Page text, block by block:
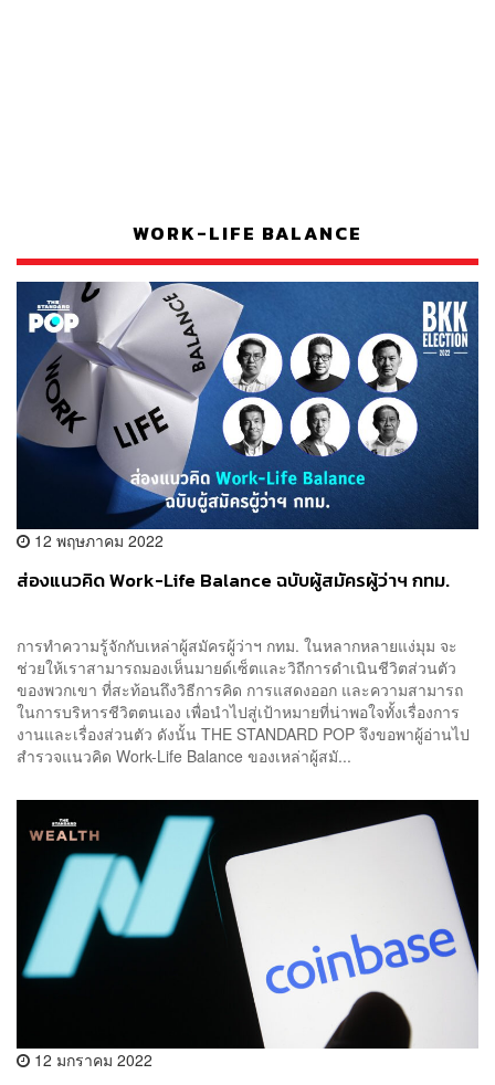
WORK-LIFE BALANCE
12 พฤษภาคม 2022
ส่องแนวคิด Work-Life Balance ฉบับผู้สมัครผู้ว่าฯ กทม.
การทำความรู้จักกับเหล่าผู้สมัครผู้ว่าฯ กทม. ในหลากหลายแง่มุม จะ
ช่วยให้เราสามารถมองเห็นมายด์เซ็ตและวิถีการดำเนินชีวิตส่วนตัว
ของพวกเขา ที่สะท้อนถึงวิธีการคิด การแสดงออก และความสามารถ
ในการบริหารชีวิตตนเอง เพื่อนำไปสู่เป้าหมายที่น่าพอใจทั้งเรื่องการ
งานและเรื่องส่วนตัว ดังนั้น THE STANDARD POP จึงขอพาผู้อ่านไป
สำรวจแนวคิด Work-Life Balance ของเหล่าผู้สมั...
12 มกราคม 2022